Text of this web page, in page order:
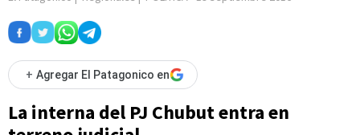
+ Agregar El Patagonico en
La interna del PJ Chubut entra en